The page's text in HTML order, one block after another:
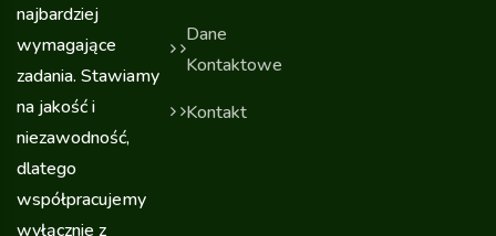
najbardziej
wymagające
zadania. Stawiamy
na jakość i
niezawodność,
dlatego
współpracujemy
wyłącznie z
Dane
Kontaktowe
Kontakt